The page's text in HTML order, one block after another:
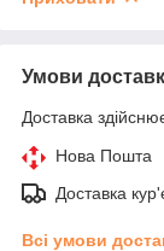
Умови
Доставка
Нова Пошта
Доставка
Всі умови